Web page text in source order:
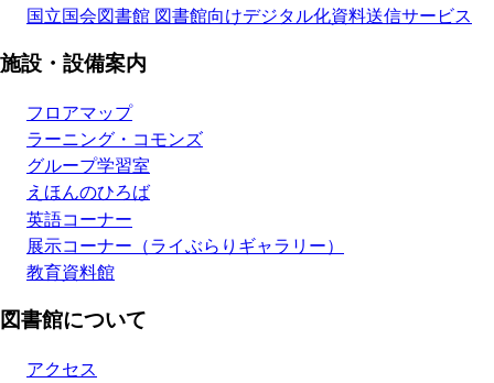
国立国会図書館 図書館向けデジタル化資料送信サービス
施設・設備案内
フロアマップ
ラーニング・コモンズ
グループ学習室
えほんのひろば
英語コーナー
展示コーナー（ライぶらりギャラリー）
教育資料館
図書館について
アクセス